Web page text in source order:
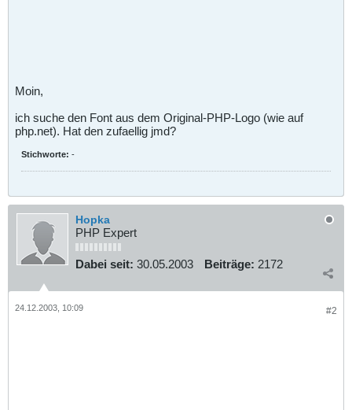
Moin,
ich suche den Font aus dem Original-PHP-Logo (wie auf
php.net). Hat den zufaellig jmd?
Stichworte: -
Hopka
PHP Expert
Dabei seit: 30.05.2003 Beiträge: 2172
#2
24.12.2003, 10:09